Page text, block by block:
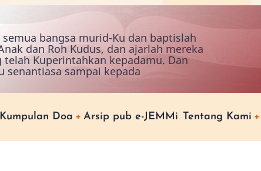
bangsa murid-Ku dan baptislah
dan Roh Kudus, dan ajarlah mereka
Kuperintahkan kepadamu. Dan
senantiasa sampai kepada
Kumpulan Doa Arsip pub e-JEMMi Tentang Kami